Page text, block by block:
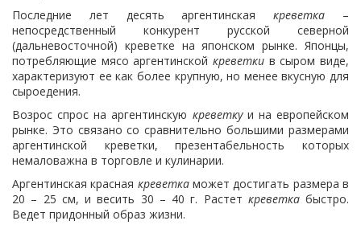
Последние лет десять аргентинскаякреветка –
непосредственный конкурент русской северной
(дальневосточной) креветке на японском рынке. Японцы,
потребляющие мясо аргентинской креветки в сыром виде,
характеризуют ее как более крупную, но менее вкусную для
сыроедения.
Возрос спрос на аргентинскую креветкуи на европейском
рынке. Это связано со сравнительно большими размерами
аргентинской креветки, презентабельность которых
немаловажна в торговле и кулинарии.
Аргентинская красная креветкаможет достигать размера в
20 – 25 см, и весить 30 – 40 г. Растет креветкабыстро.
Ведет придонный образ жизни.